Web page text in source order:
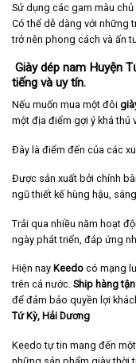
Sử dụng các gam màu
Có thể dễ dàng với những
trở nên phong cách và ấn
Giày dép nam Huyện
tiếng và uy tín.
Nếu muốn mua một đôi
một địa điểm gợi ý khá thú
Đây là điểm đến của các
Được sản xuất bởi chính
ngũ thiết kế hùng hậu,
Trải qua nhiều năm hoạt
ngày phát triển, đáp ứng
Hiện nay Keedo có mạng
trên cả nước. Ship hàng
để đảm bảo quyền lợi
Tứ Kỳ, Hải Dương
Keedo tự tin mang đến